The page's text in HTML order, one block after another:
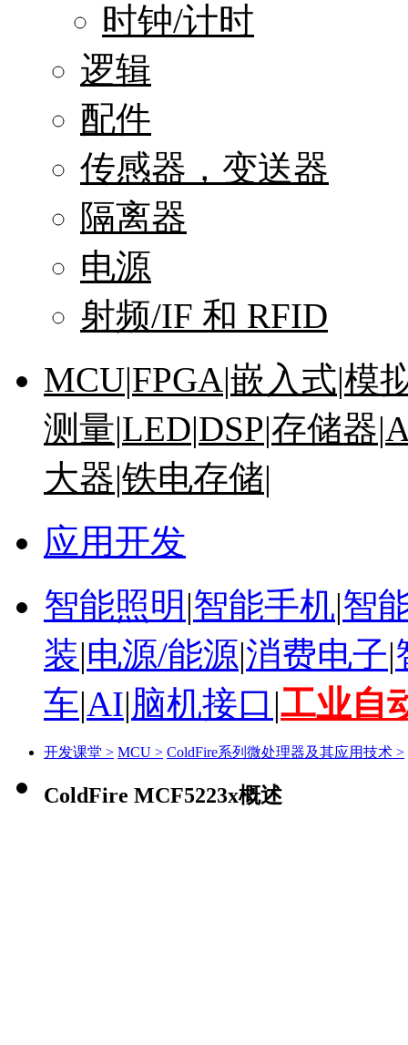
时钟/计时
逻辑
配件
传感器，变送器
隔离器
电源
射频/IF 和 RFID
MCU|FPGA|嵌入式|模
测量|LED|DSP|存储器|
大器|铁电存储|
应用开发
智能照明 |智能手机|智
装|电源/能源|消费电子|
车|AI|脑机接口 |工业自
开发课堂 > MCU > ColdFire系列微处理器及其应用技术 >
ColdFire MCF5223x概述